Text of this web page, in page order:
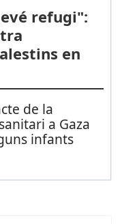
refugi":
en
de la
a Gaza
infants